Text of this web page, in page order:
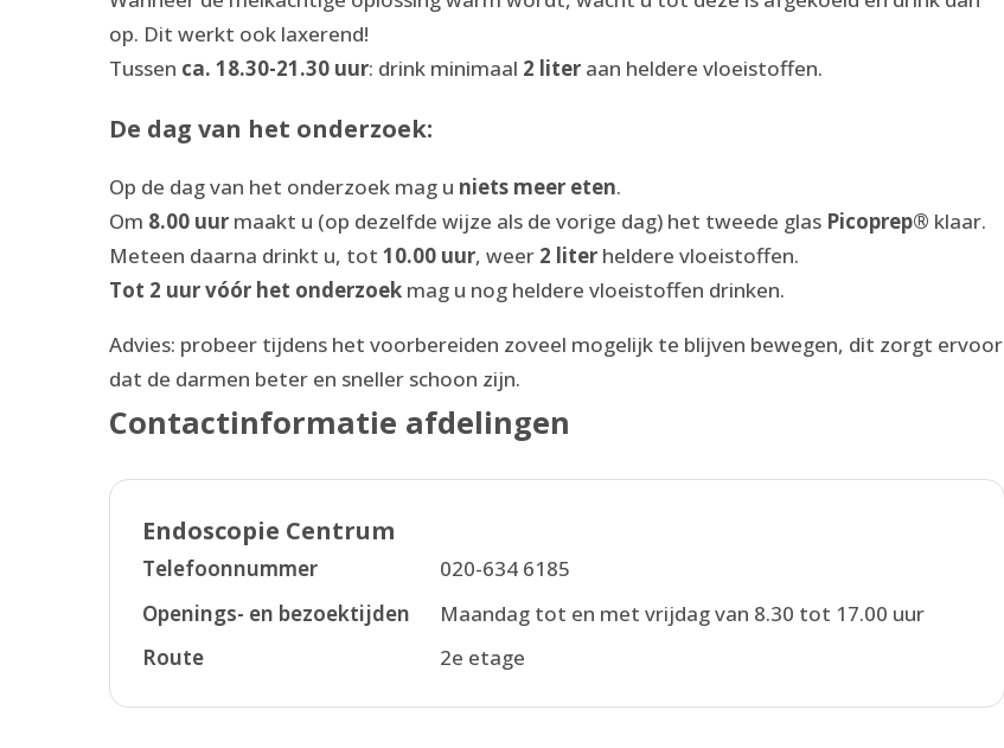
op. Dit werkt ook laxerend!
Tussen ca. 18.30-21.30 uur: drink minimaal 2 liter aan heldere vloeistoffen.
De dag van het onderzoek:
Op de dag van het onderzoek mag u niets meer eten.
Om 8.00 uur maakt u (op dezelfde wijze als de vorige dag) het tweede glas Picoprep® klaar.
Meteen daarna drinkt u, tot10.00 uur, weer 2 liter heldere vloeistoffen.
Tot 2 uur vóór het onderzoek mag u nog heldere vloeistoffen drinken.
Advies: probeer tijdens het voorbereiden zoveel mogelijk te blijven bewegen, dit zorgt ervoor
dat de darmen beter en sneller schoon zijn.
Contactinformatie afdelingen
Endoscopie Centrum
Telefoonnummer
020-634 6185
Openings- en bezoektijden
Maandag tot en met vrijdag van 8.30 tot 17.00 uur
Route
2e etage